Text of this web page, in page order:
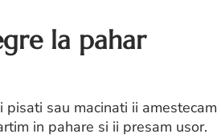
la pahar
pisati sau macinati ii
in pahare si ii presam usor.